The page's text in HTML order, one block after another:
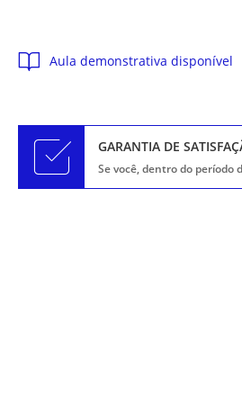
Aula demonstrativa disponível
GARANTIA DE
Se você, dentro do período